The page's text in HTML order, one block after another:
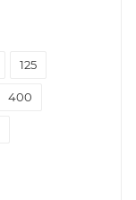
125
400